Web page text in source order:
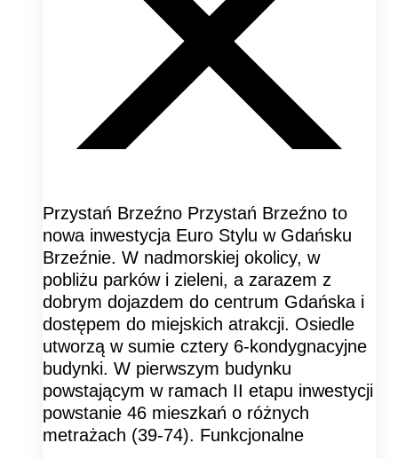
Przystań Brzeźno Przystań Brzeźno to
nowa inwestycja Euro Stylu w Gdańsku
Brzeźnie. W nadmorskiej okolicy, w
pobliżu parków i zieleni, a zarazem z
dobrym dojazdem do centrum Gdańska i
dostępem do miejskich atrakcji. Osiedle
utworzą w sumie cztery 6-kondygnacyjne
budynki. W pierwszym budynku
powstającym w ramach II etapu inwestycji
powstanie 46 mieszkań o różnych
metrażach (39-74). Funkcjonalne